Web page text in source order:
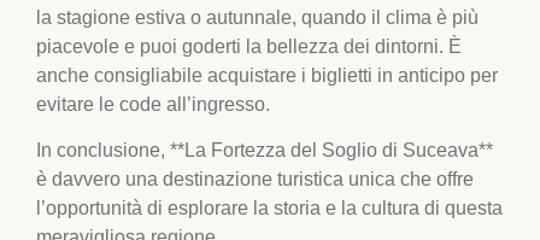
la stagione estiva o autunnale, quando il clima è più
piacevole e puoi goderti la bellezza dei dintorni. È
anche consigliabile acquistare i biglietti in anticipo per
evitare le code all’ingresso.
In conclusione, **La Fortezza del Soglio di Suceava**
è davvero una destinazione turistica unica che offre
l’opportunità di esplorare la storia e la cultura di questa